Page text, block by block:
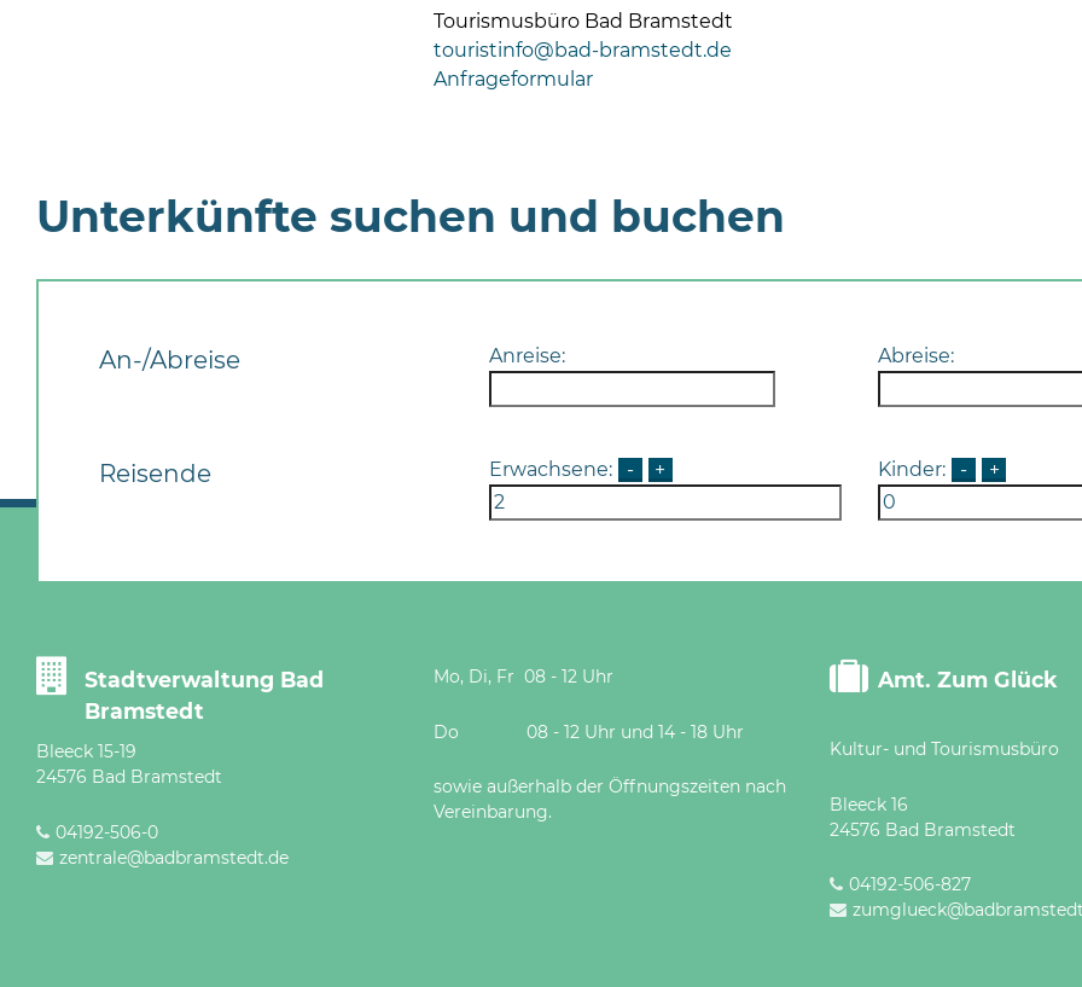
Tourismusbüro Bad Bramstedt
touristinfo@bad-bramstedt.de
Anfrageformular
Unterkünfte suchen und buchen
An-/Abreise Anreise: Abreise:
Reisende Erwachsene: - + Kinder: - +
Stadtverwaltung Bad
Bramstedt
Bleeck 15-19
24576 Bad Bramstedt
04192-506-0
zentrale@badbramstedt.de
Mo, Di, Fr 08 - 12 Uhr
Do 08 - 12 Uhr und 14 - 18 Uhr
sowie außerhalb der Öffnungszeiten nach
Vereinbarung.
Amt. Zum Glück
Kultur- und Tourismusbüro
Bleeck 16
24576 Bad Bramstedt
04192-506-827